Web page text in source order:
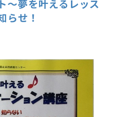
～夢を叶えるレッス
らせ！